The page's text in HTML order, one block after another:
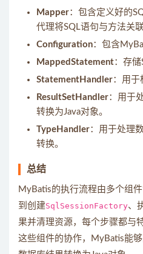
Mapper：包含定义好的
代理将SQL语句与方法关联
Configuration：包含
MappedStatement：存储
StatementHandler：用于
ResultSetHandler：用于
转换为Java对象。
TypeHandler：用于处理
转换。
总结
MyBatis的执行流程由多个组
到创建SqlSessionFactory、
果并清理资源，每个步骤都与
这些组件的协作，MyBatis能